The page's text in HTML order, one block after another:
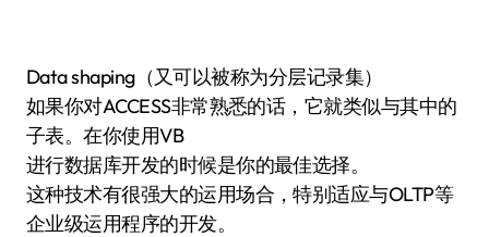
Data shaping（又可以被称为分层记录集）
如果你对ACCESS非常熟悉的话，它就类似与其中的
子表。在你使用VB
进行数据库开发的时候是你的最佳选择。
这种技术有很强大的运用场合，特别适应与OLTP等
企业级运用程序的开发。